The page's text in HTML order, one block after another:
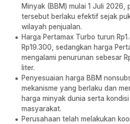
Minyak (BBM) mulai 1 Juli 2026,
tersebut berlaku efektif sejak
wilayah penjualan.
Harga Pertamax Turbo turun
Rp19.300, sedangkan harga
mengalami penurunan sebesar
liter.
Penyesuaian harga BBM
mekanisme yang berlaku dan
harga minyak dunia serta
masyarakat.
Perusahaan telah melakukan